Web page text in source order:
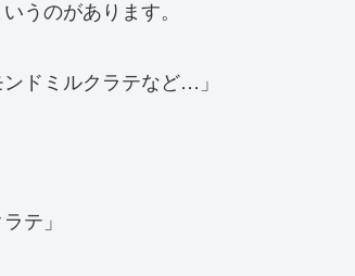
うのがあります。
ドミルクラテなど…」
テ」